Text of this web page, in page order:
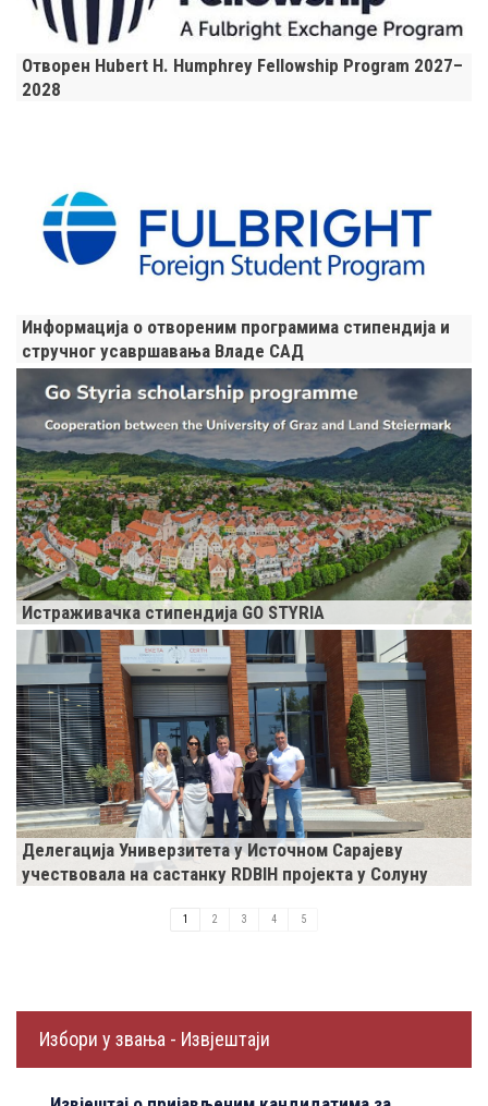
Отворен Hubert H. Humphrey Fellowship Program 2027–
2028
Информација о отвореним програмима стипендија и
стручног усавршавања Владе САД
Истраживачка стипендија GO STYRIA
Делегација Универзитета у Источном Сарајеву
учествовала на састанку RDBIH пројекта у Солуну
1 2 3 4 5
Избори у звања - Извјештаји